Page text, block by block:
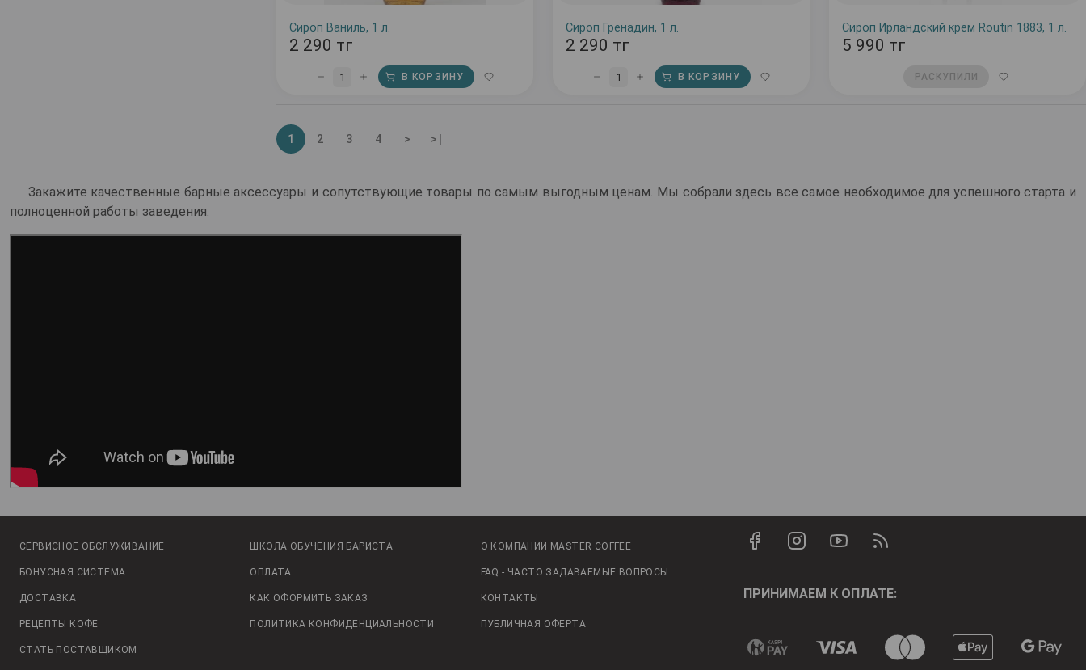
Сироп Ваниль, 1 л.
2 290 тг
1 В КОРЗИНУ
Сироп Гренадин, 1 л.
2 290 тг
1 В КОРЗИНУ
Сироп Ирландский крем Routin 1883, 1 л.
5 990 тг
РАСКУПИЛИ
1 2 3 4 > >|
Закажите качественные барные аксессуары и сопутствующие товары по самым выгодным ценам. Мы собрали здесь все самое необходимое для успешного старта и
полноценной работы заведения.
СЕРВИСНОЕ ОБСЛУЖИВАНИЕ ШКОЛА ОБУЧЕНИЯ БАРИСТА О КОМПАНИИ MASTER COFFEE
БОНУСНАЯ СИСТЕМА ОПЛАТА FAQ - ЧАСТО ЗАДАВАЕМЫЕ ВОПРОСЫ
ДОСТАВКА КАК ОФОРМИТЬ ЗАКАЗ КОНТАКТЫ
РЕЦЕПТЫ КОФЕ ПОЛИТИКА КОНФИДЕНЦИАЛЬНОСТИ ПУБЛИЧНАЯ ОФЕРТА
СТАТЬ ПОСТАВЩИКОМ
ПРИНИМАЕМ К ОПЛАТЕ: